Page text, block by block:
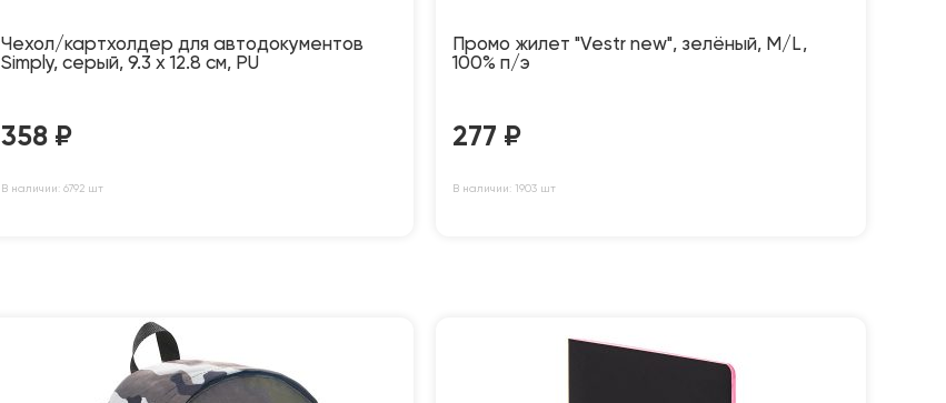
Чехол/картхолдер для автодокументов
Simply, серый, 9.3 х 12.8 см, PU
358 ₽
В наличии: 6792 шт
Промо жилет "Vestr new", зелёный, M/L,
100% п/э
277 ₽
В наличии: 1903 шт